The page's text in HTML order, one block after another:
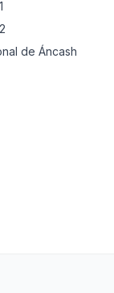
de Áncash